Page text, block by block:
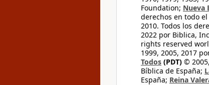
Foundation; Nueva
derechos en todo
2010. Todos los
2022 por Biblica,
rights reserved
1999, 2005, 2017
Todos (PDT) ©
Bíblica de España;
España; Reina